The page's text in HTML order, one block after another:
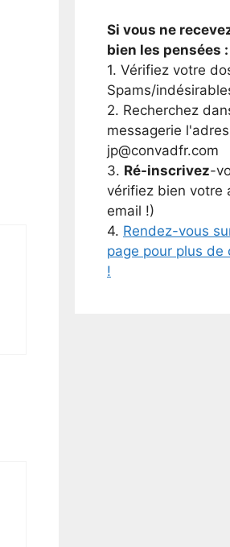
Si vous ne
bien les pensées :
1. Vérifiez votre
Spams/
2. Recherchez
messagerie
jp@convadfr.com
3. Ré-inscrivez-
vérifiez bien votre
email !)
4. Rendez-vous
page pour plus de
!